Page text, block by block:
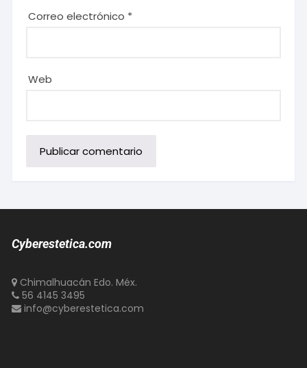
Correo electrónico *
Web
Cyberestetica.com
Chimalhuacán Edo. Méx.
56 4145 3495
info@cyberestetica.com